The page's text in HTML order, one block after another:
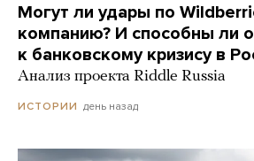
Могут ли удары по
компанию? И способны ли
к банковскому кризису в
Анализ проекта Riddle Russia
ИСТОРИИ день назад